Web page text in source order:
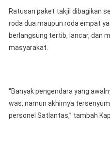
Ratusan paket takjil dibagikan
roda dua maupun roda empat
berlangsung tertib, lancar, dan
masyarakat.
“Banyak pengendara yang
was, namun akhirnya
personel Satlantas,” tambah